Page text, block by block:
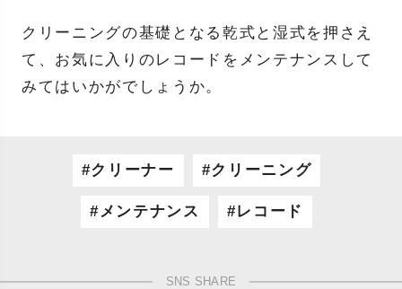
クリーニングの基礎となる乾式と湿式を押さえ
て、お気に入りのレコードをメンテナンスして
みてはいかがでしょうか。
クリーナー クリーニング
メンテナンス レコード
SNS SHARE